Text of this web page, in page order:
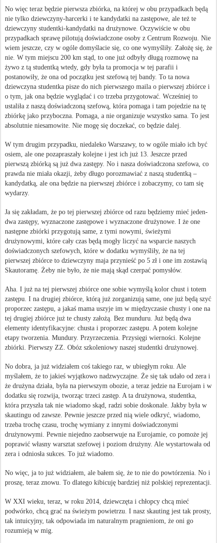
No więc teraz będzie pierwsza zbiórka, na której w obu przypadkach będą
nie tylko dziewczyny-harcerki i te kandydatki na zastępowe, ale też te
dziewczyny studentki-kandydatki na drużynowe. Oczywiście w obu
przypadkach sprawę pilotują doświadczone osoby z Centrum Rozwoju. Nie
wiem jeszcze, czy w ogóle domyślacie się, co one wymyśliły. Założę się, że
nie. W tym miejscu 200 km stąd, to one już odbyły długą rozmowę na
żywo z tą studentką wtedy, gdy była ta promocja w tej parafii i
postanowiły, że ona od początku jest szefową tej bandy. To ta nowa
dziewczyna studentka pisze do nich pierwszego maila o pierwszej zbiórce i
o tym, jak ona będzie wyglądać i co trzeba przygotować. Wcześniej to
ustaliła z naszą doświadczoną szefową, która pomaga i tam pojedzie na tę
zbiórkę jako przyboczna. Pomaga, a nie organizuje wszystko sama. To jest
absolutnie niesamowite. Nie mogę się doczekać, co będzie dalej.
W tym drugim przypadku, niedaleko Warszawy, to w ogóle miało ich być
osiem, ale one pozapraszały kolejne i jest ich już 13. Jeszcze przed
pierwszą zbiórką są już dwa zastępy. No i nasza doświadczona szefowa, co
prawda nie miała okazji, żeby długo porozmawiać z naszą studentką –
kandydatką, ale ona będzie na pierwszej zbiórce i zobaczymy, co tam się
wydarzy.
Ja się zakładam, że po tej pierwszej zbiórce od razu będziemy mieć jeden-
dwa zastępy, wyznaczone zastępowe i wyznaczone drużynowe. I że one
następne zbiórki przygotują same, z tymi nowymi, świeżymi
drużynowymi, które cały czas będą mogły liczyć na wsparcie naszych
doświadczonych szefowych, które w dodatku wymyśliły, że na tej
pierwszej zbiórce to dziewczyny maja przynieść po 5 zł i one im zostawią
Skautoramę. Żeby nie było, że nie mają skąd czerpać pomysłów.
Aha. I już na tej pierwszej zbiórce one sobie wymyślą kolor chust i totem
zastępu. I na drugiej zbiórce, którą już zorganizują same, one już będą szyć
proporzec zastępu, a jakaś mama uszyje im w międzyczasie chusty i one na
tej drugiej zbiórce już te chusty założą. Bez munduru. Już będą dwa
elementy identyfikacyjne: chusta i proporzec zastępu. A potem kolejne
etapy tworzenia. Mundury. Przyrzeczenia. Przysięgi wierności. Kolejne
zbiórki. Pierwszy ZZ. Obóz szkoleniowy naszej studentki drużynowej.
No dobra, ja już widziałem coś takiego raz, w ubiegłym roku. Ale
myślałem, że to jakieś wyjątkowo nadzwyczajne. Że się tak udało od zera i
że drużyna działa, była na pierwszym obozie, a teraz jedzie na Eurojam i w
dodatku się rozwija, tworząc trzeci zastęp. A ta drużynowa, studentka,
która przyszła tak nie wiadomo skąd, radzi sobie doskonale. Jakby była w
skautingu od zawsze. Pewnie jeszcze przed nią wiele odkryć, wiadomo,
trzeba trochę czasu, trochę wymiany z innymi doświadczonymi
drużynowymi. Pewnie niejedno zaobserwuje na Eurojamie, co pomoże jej
poprawić własny warsztat szefowej i poziom drużyny. Ale wystartowała od
zera i odniosła sukces. To już wiadomo.
No więc, ja to już widziałem, ale bałem się, że to nie do powtórzenia. No i
proszę, teraz znowu. To dlatego kibicuję bardziej niż polskiej reprezentacji.
W XXI wieku, teraz, w roku 2014, dziewczęta i chłopcy chcą mieć
podwórko, chcą grać na świeżym powietrzu. I nasz skauting jest tak prosty,
tak intuicyjny, tak odpowiada im naturalnym pragnieniom, że oni go
rozumieją w mig.